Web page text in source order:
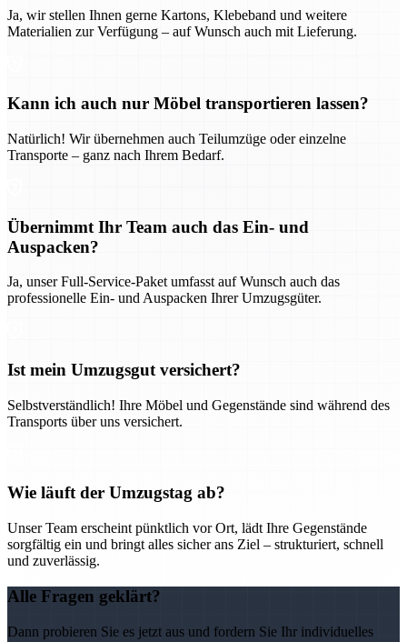
Ja, wir stellen Ihnen gerne Kartons, Klebeband und weitere
Materialien zur Verfügung – auf Wunsch auch mit Lieferung.
Kann ich auch nur Möbel transportieren lassen?
Natürlich! Wir übernehmen auch Teilumzüge oder einzelne
Transporte – ganz nach Ihrem Bedarf.
Übernimmt Ihr Team auch das Ein- und
Auspacken?
Ja, unser Full-Service-Paket umfasst auf Wunsch auch das
professionelle Ein- und Auspacken Ihrer Umzugsgüter.
Ist mein Umzugsgut versichert?
Selbstverständlich! Ihre Möbel und Gegenstände sind während des
Transports über uns versichert.
Wie läuft der Umzugstag ab?
Unser Team erscheint pünktlich vor Ort, lädt Ihre Gegenstände
sorgfältig ein und bringt alles sicher ans Ziel – strukturiert, schnell
und zuverlässig.
Alle Fragen geklärt?
Dann probieren Sie es jetzt aus und fordern Sie Ihr individuelles